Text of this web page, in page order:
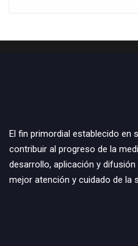
El fin primordial establecido en
contribuir al progreso de la
desarrollo, aplicación y
mejor atención y cuidado de la